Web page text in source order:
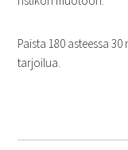
Paista 180 asteessa
tarjoilua.